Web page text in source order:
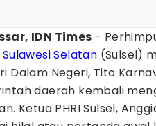
IDN Times -
Sulawesi Selatan (Sulsel)
Dalam Negeri, Tito
daerah kembali
Ketua PHRI Sulsel,